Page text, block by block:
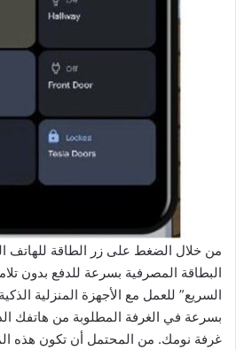
من خلال الضغط على زر الطاقة للهاتف
البطاقة المصرفية بسرعة للدفع بدون
السريع” للعمل مع الأجهزة المنزلية
بسرعة في الغرفة المطلوبة من هاتفك
غرفة نومك. من المحتمل أن تكون هذه